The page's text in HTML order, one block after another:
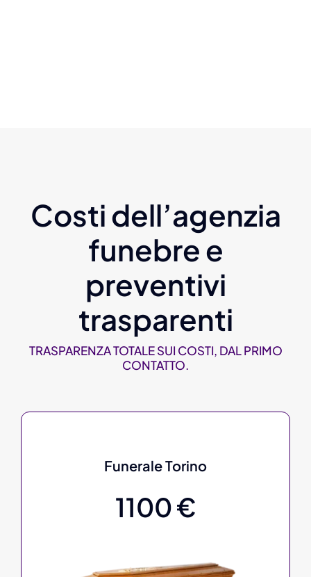
Costi dell’agenzia
funebre e
preventivi
trasparenti
TRASPARENZA TOTALE SUI COSTI, DAL PRIMO
CONTATTO.
Funerale Torino
1100 €